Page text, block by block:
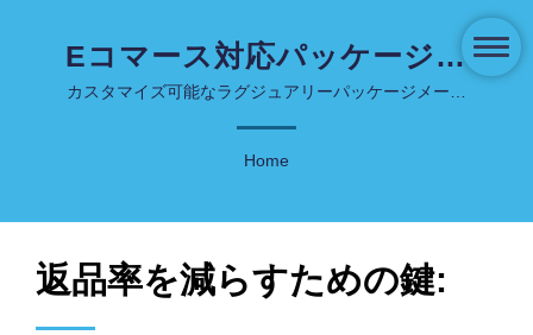
Eコマース対応パッケージの
4つの必須要素 | 革新的なス
キンケア＆コスメパッケー
カスタマイズ可能なラグジュアリーパッケージメーカ
Home
返品率を減らすための鍵: